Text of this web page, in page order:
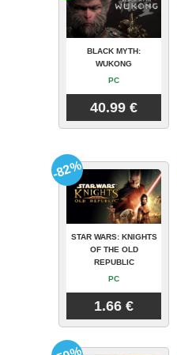
BLACK MYTH:
WUKONG
PC
40.99 €
STAR WARS: KNIGHTS
OF THE OLD
REPUBLIC
PC
1.66 €
-82%